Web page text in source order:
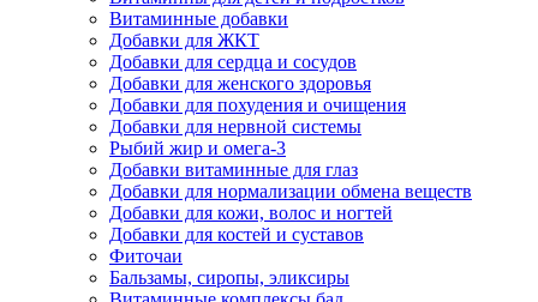
Витаминные добавки
Добавки для ЖКТ
Добавки для сердца и сосудов
Добавки для женского здоровья
Добавки для похудения и очищения
Добавки для нервной системы
Рыбий жир и омега-3
Добавки витаминные для глаз
Добавки для нормализации обмена веществ
Добавки для кожи, волос и ногтей
Добавки для костей и суставов
Фиточаи
Бальзамы, сиропы, эликсиры